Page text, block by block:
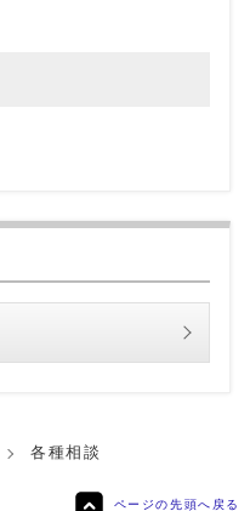
各種相談
ページの先頭へ戻る